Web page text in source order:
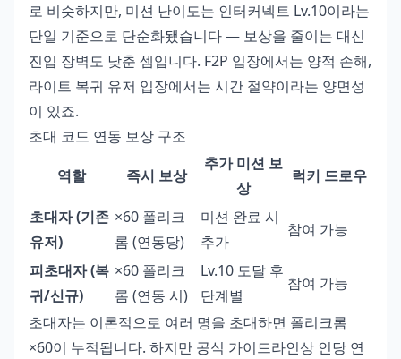
로 비슷하지만, 미션 난이도는 인터커넥트 Lv.10이라는
단일 기준으로 단순화됐습니다 — 보상을 줄이는 대신
진입 장벽도 낮춘 셈입니다. F2P 입장에서는 양적 손해,
라이트 복귀 유저 입장에서는 시간 절약이라는 양면성
이 있죠.
초대 코드 연동 보상 구조
역할
즉시 보상
추가 미션 보
상
럭키 드로우
초대자 (기존
유저)
×60 폴리크
롬 (연동당)
미션 완료 시
추가
참여 가능
피초대자 (복
귀/신규)
×60 폴리크
롬 (연동 시)
Lv.10 도달 후
단계별
참여 가능
초대자는 이론적으로 여러 명을 초대하면 폴리크롬
×60이 누적됩니다. 하지만 공식 가이드라인상 인당 연